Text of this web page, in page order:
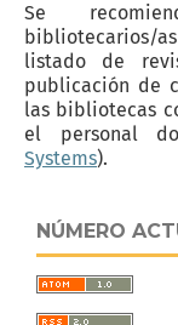
Se
bibliotecarios/
listado de
publicación de
las bibliotecas
el personal
Systems).
NÚMERO